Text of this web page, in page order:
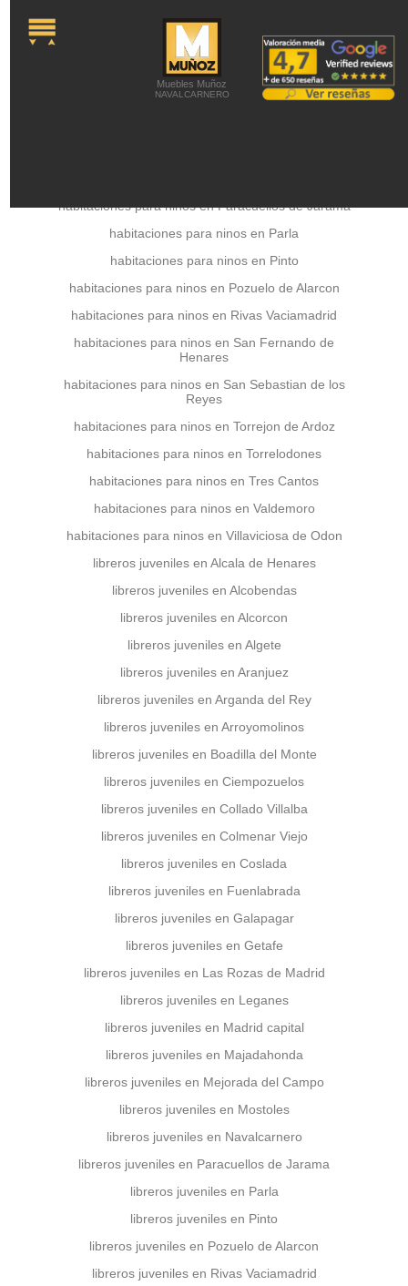
Colchones - Colchones Viscoelásticos -Colchones látex -
Colchones Juveniles -
Canapés abatibles -
Almohadas - Latiendadecolchones
Muebles Muñoz
NAVALCARNERO
habitaciones para ninos en Paracuellos de Jarama
habitaciones para ninos en Parla
habitaciones para ninos en Pinto
habitaciones para ninos en Pozuelo de Alarcon
habitaciones para ninos en Rivas Vaciamadrid
habitaciones para ninos en San Fernando de
Henares
habitaciones para ninos en San Sebastian de los
Reyes
habitaciones para ninos en Torrejon de Ardoz
habitaciones para ninos en Torrelodones
habitaciones para ninos en Tres Cantos
habitaciones para ninos en Valdemoro
habitaciones para ninos en Villaviciosa de Odon
libreros juveniles en Alcala de Henares
libreros juveniles en Alcobendas
libreros juveniles en Alcorcon
libreros juveniles en Algete
libreros juveniles en Aranjuez
libreros juveniles en Arganda del Rey
libreros juveniles en Arroyomolinos
libreros juveniles en Boadilla del Monte
libreros juveniles en Ciempozuelos
libreros juveniles en Collado Villalba
libreros juveniles en Colmenar Viejo
libreros juveniles en Coslada
libreros juveniles en Fuenlabrada
libreros juveniles en Galapagar
libreros juveniles en Getafe
libreros juveniles en Las Rozas de Madrid
libreros juveniles en Leganes
libreros juveniles en Madrid capital
libreros juveniles en Majadahonda
libreros juveniles en Mejorada del Campo
libreros juveniles en Mostoles
libreros juveniles en Navalcarnero
libreros juveniles en Paracuellos de Jarama
libreros juveniles en Parla
libreros juveniles en Pinto
libreros juveniles en Pozuelo de Alarcon
libreros juveniles en Rivas Vaciamadrid